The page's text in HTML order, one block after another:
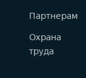
Партнерам
Охрана
труда